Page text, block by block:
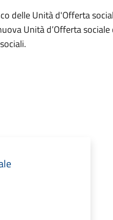
delle Unità d'Offerta
Unità d’Offerta